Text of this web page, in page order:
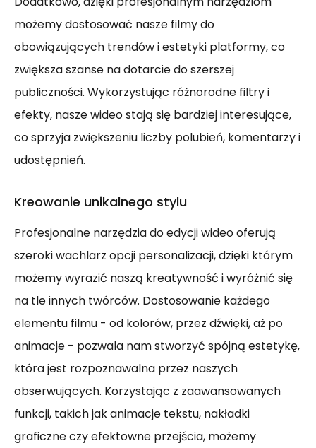
możemy dostosować nasze filmy do
obowiązujących trendów i estetyki platformy, co
zwiększa szanse na dotarcie do szerszej
publiczności. Wykorzystując różnorodne filtry i
efekty, nasze wideo stają się bardziej interesujące,
co sprzyja zwiększeniu liczby polubień, komentarzy i
udostępnień.
Kreowanie unikalnego stylu
Profesjonalne narzędzia do edycji wideo oferują
szeroki wachlarz opcji personalizacji, dzięki którym
możemy wyrazić naszą kreatywność i wyróżnić się
na tle innych twórców. Dostosowanie każdego
elementu filmu - od kolorów, przez dźwięki, aż po
animacje - pozwala nam stworzyć spójną estetykę,
która jest rozpoznawalna przez naszych
obserwujących. Korzystając z zaawansowanych
funkcji, takich jak animacje tekstu, nakładki
graficzne czy efektowne przejścia, możemy